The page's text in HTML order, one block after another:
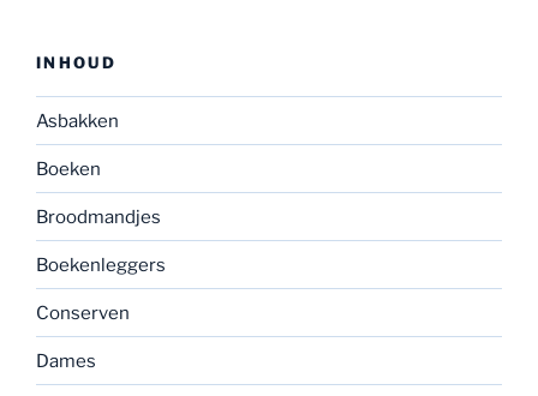
INHOUD
Asbakken
Boeken
Broodmandjes
Boekenleggers
Conserven
Dames